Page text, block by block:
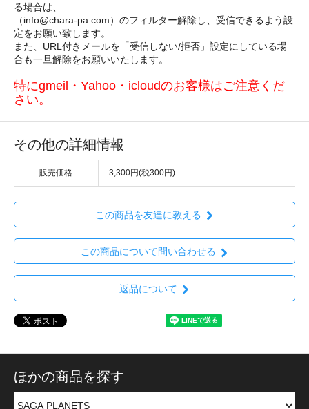
る場合は、
（info@chara-pa.com）のフィルター解除し、受信できるよう設
定をお願い致します。
また、URL付きメールを「受信しない/拒否」設定にしている場
合も一旦解除をお願いいたします。
特にgmeil・Yahoo・icloudのお客様はご注意くだ
さい。
その他の詳細情報
販売価格 3,300円(税300円)
この商品を友達に教える
この商品について問い合わせる
返品について
ほかの商品を探す